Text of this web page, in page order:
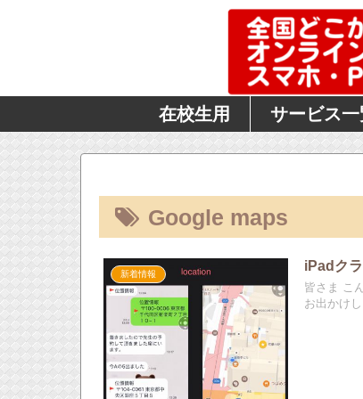
在校生用 サービス一
Google maps
新着情報
iPadク
皆さま こ
お出かけ